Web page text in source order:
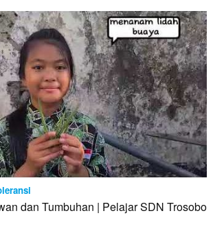
dan Tumbuhan | Pelajar SDN Trosobo